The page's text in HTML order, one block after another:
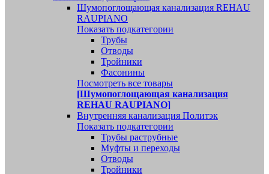
Шумопоглощающая канализация REHAU
RAUPIANO
Показать подкатегории
Трубы
Отводы
Тройники
Фасонины
Посмотреть все товары
[Шумопоглощающая канализация
REHAU RAUPIANO]
Внутренняя канализация Политэк
Показать подкатегории
Трубы раструбные
Муфты и переходы
Отводы
Тройники